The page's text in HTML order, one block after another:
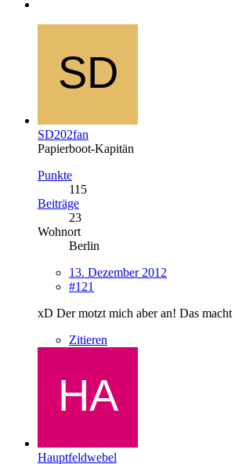
SD202fan
Papierboot-Kapitän
Punkte
115
Beiträge
23
Wohnort
Berlin
13. Dezember 2012
#121
xD Der motzt mich aber an! Das
Zitieren
Hauptfeldwebel